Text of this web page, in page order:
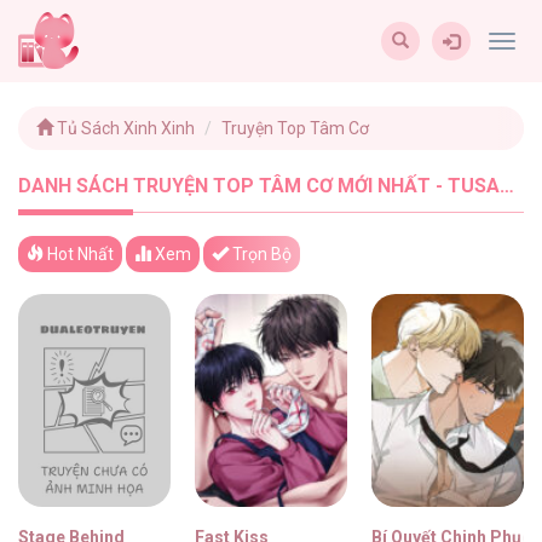
Tủ Sách Xinh Xinh Truyện Top Tâm Cơ
DANH SÁCH TRUYỆN TOP TÂM CƠ MỚI NHẤT - TUSACHXINHXINH (19)
Hot Nhất Xem Trọn Bộ
Stage Behind Fast Kiss Bí Quyết Chinh Phục